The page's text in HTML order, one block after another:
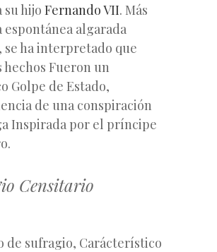
su hijo Fernando VII. Más
espontánea algarada
se ha interpretado que
hechos Fueron un
Golpe de Estado,
de una conspiración
Inspirada por el príncipe
Censitario
de sufragio, Carácterístico